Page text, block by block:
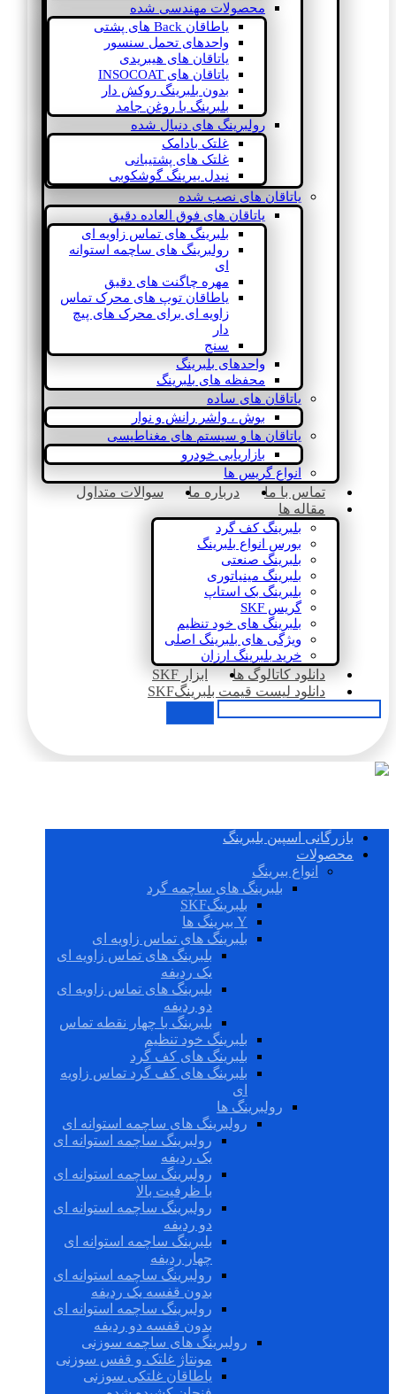
محصولات مهندسی شده
یاطاقان Back های پشتی
واحدهای تحمل سنسور
یاتاقان های هیبریدی
یاتاقان های INSOCOAT
بدون بلبرینگ روکش دار
بلبرینگ با روغن جامد
رولبرینگ های دنبال شده
غلتک بادامک
غلتک های پشتیبانی
نیدل بیرینگ گوشکوبی
یاتاقان های نصب شده
یاتاقان های فوق العاده دقیق
بلبرینگ های تماس زاویه ای
رولبرینگ های ساچمه استوانه
ای
مهره چاگنت های دقیق
یاطاقان توپ های محرک تماس
زاویه ای برای محرک های پیچ
دار
سنج
واحدهای بلبرینگ
محفظه های بلبرینگ
یاتاقان های ساده
بوش ، واشر رانش و نوار
یاتاقان ها و سیستم های مغناطیسی
بازاریابی خودرو
انواع گریس ها
تماس با ما درباره ما
سوالات متداول
مقاله ها
بلبرینگ کف گرد
بورس انواع بلبرینگ
بلبرینگ صنعتی
بلبرینگ مینیاتوری
بلبرینگ بک استاپ
گریس SKF
بلبرینگ های خود تنظیم
ویژگی های بلبرینگ اصلی
خرید بلبرینگ ارزان
دانلود کاتالوگ ها
ابزار SKF
دانلود لیست قیمت بلبرینگSKF
بازرگانی اسپین بلبرینگ
محصولات
انواع بیرینگ
بلبرینگ های ساچمه گرد
بلبرینگSKF
Y بیرینگ ها
بلبرینگ های تماس زاویه ای
بلبرینگ های تماس زاویه ای
یک ردیفه
بلبرینگ های تماس زاویه ای
دو ردیفه
بلبرینگ با چهار نقطه تماس
بلبرینگ خود تنظیم
بلبرینگ های کف گرد
بلبرینگ های کف گرد تماس زاویه
ای
رولبرینگ ها
رولبرینگ های ساچمه استوانه ای
رولبرینگ ساچمه استوانه ای
یک ردیفه
رولبرینگ ساچمه استوانه ای
با ظرفیت بالا
رولبرینگ ساچمه استوانه ای
دو ردیفه
بلبرینگ ساچمه استوانه ای
چهار ردیفه
رولبرینگ ساچمه استوانه ای
بدون قفسه یک ردیفه
رولبرینگ ساچمه استوانه ای
بدون قفسه دو ردیفه
رولبرینگ های ساچمه سوزنی
مونتاژ غلتک و قفس سوزنی
یاطاقان غلتکی سوزنی